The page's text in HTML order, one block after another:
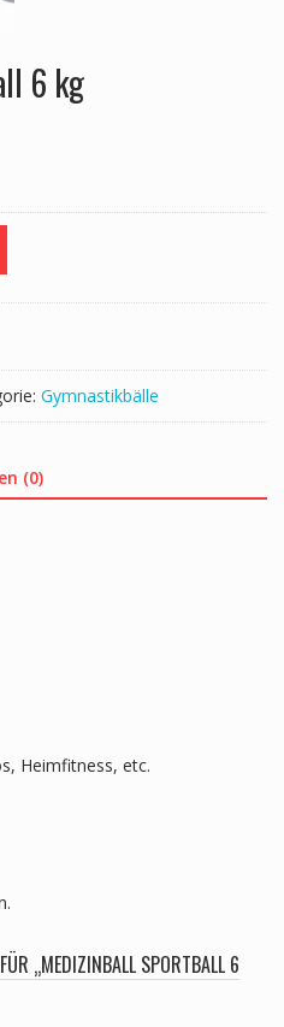
6 kg
Gymnastikbälle
(0)
Heimfitness, etc.
„MEDIZINBALL SPORTBALL 6